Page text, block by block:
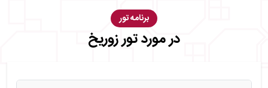
برنامه تور
در مورد تور زوریخ